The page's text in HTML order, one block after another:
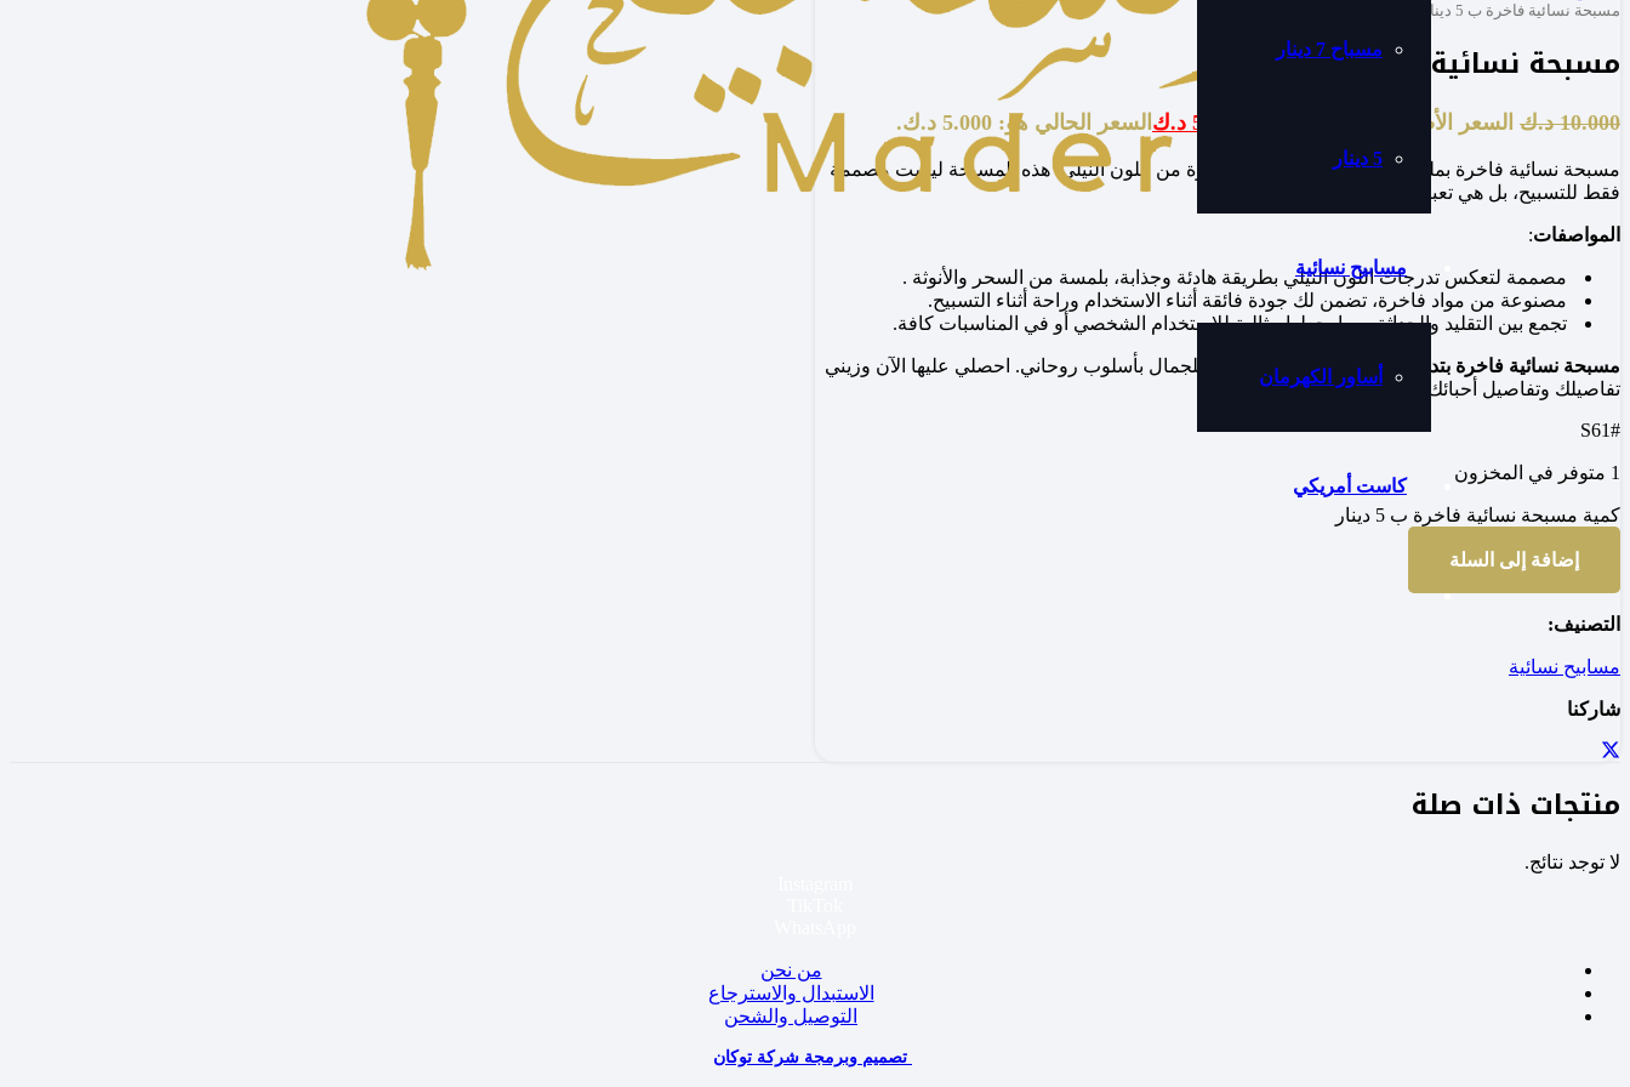
مسباح 7 دينار
5 دينار
مسابيح نسائية
أساور الكهرمان
كاست أمريكي
مسبحة نسائية فاخرة ب 5 دينار
مسبحة نسائية فاخرة ب 5 دينار
10.000 د.ك السعر الأصلي هو: 10.000 د.ك. 5.000 د.ك السعر الحالي هو: 5.000 د.ك.
مسبحة نسائية فاخرة بملمس زجاجي،و بتدرجات ساحرة من اللون النيلي. هذه المسبحة ليست مصممة
فقط للتسبيح، بل هي تعبير عن الأناقة والذوق الرفيع.
المواصفات:
مصممة لتعكس تدرجات اللون النيلي بطريقة هادئة وجذابة، بلمسة من السحر والأنوثة .
مصنوعة من مواد فاخرة، تضمن لك جودة فائقة أثناء الاستخدام وراحة أثناء التسبيح.
تجمع بين التقليد والحداثة، مما يجعلها مثالية للاستخدام الشخصي أو في المناسبات كافة.
مسبحة نسائية فاخرة بتدرجات اللون النيلي
تعتبر رمز للجمال بأسلوب روحاني. احصلي عليها الآن وزيني
تفاصيلك وتفاصيل أحبائك بأسلوب لافت ومميز.
#S61
1 متوفر في المخزون
كمية مسبحة نسائية فاخرة ب 5 دينار
إضافة إلى السلة
التصنيف:
مسابيح نسائية
شاركنا
منتجات ذات صلة
لا توجد نتائج.
من نحن
الاستبدال والاسترجاع
التوصيل والشحن
تصميم وبرمجة شركة توكان